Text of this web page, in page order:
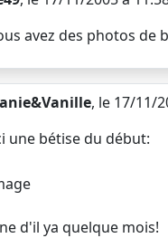
avez des photos de
, le 17/11/
une bétise du début:
d'il ya quelque mois!